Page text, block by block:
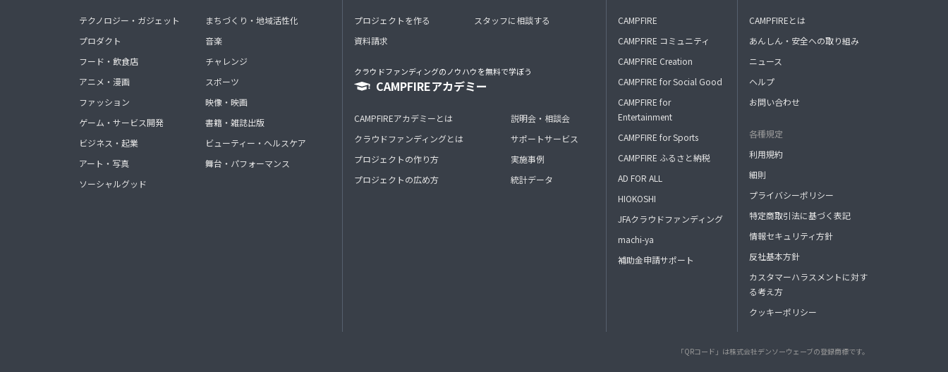
テクノロジー・ガジェット
プロダクト
フード・飲食店
アニメ・漫画
ファッション
ゲーム・サービス開発
ビジネス・起業
アート・写真
ソーシャルグッド
まちづくり・地域活性化
音楽
チャレンジ
スポーツ
映像・映画
書籍・雑誌出版
ビューティー・ヘルスケア
舞台・パフォーマンス
プロジェクトを作る
資料請求
スタッフに相談する
クラウドファンディングのノウハウを無料で学ぼう
CAMPFIREアカデミー
CAMPFIREアカデミーとは
クラウドファンディングとは
プロジェクトの作り方
プロジェクトの広め方
説明会・相談会
サポートサービス
実施事例
統計データ
CAMPFIRE
CAMPFIRE コミュニティ
CAMPFIRE Creation
CAMPFIRE for Social Good
CAMPFIRE for
Entertainment
CAMPFIRE for Sports
CAMPFIRE ふるさと納税
AD FOR ALL
HIOKOSHI
JFAクラウドファンディング
machi-ya
補助金申請サポート
CAMPFIREとは
あんしん・安全への取り組み
ニュース
ヘルプ
お問い合わせ
各種規定
利用規約
細則
プライバシーポリシー
特定商取引法に基づく表記
情報セキュリティ方針
反社基本方針
カスタマーハラスメントに対す
る考え方
クッキーポリシー
「QRコード」は株式会社デンソーウェーブの登録商標です。